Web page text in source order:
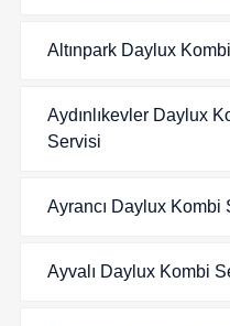
Altınpark Daylux
Aydınlıkevler Daylux
Servisi
Ayrancı Daylux Kombi
Ayvalı Daylux Kombi